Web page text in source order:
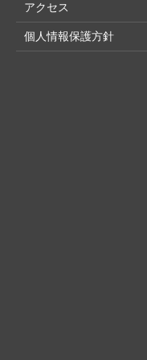
アクセス
個人情報保護方針